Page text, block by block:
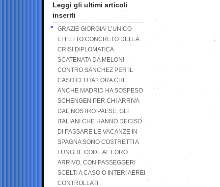
Leggi gli ultimi articoli
inseriti
GRAZIE GIORGIA! L’UNICO
EFFETTO CONCRETO DELLA
CRISI DIPLOMATICA
SCATENATA DA MELONI
CONTRO SANCHEZ PER IL
CASO CEUTA? ORA CHE
ANCHE MADRID HA SOSPESO
SCHENGEN PER CHI ARRIVA
DAL NOSTRO PAESE, GLI
ITALIANI CHE HANNO DECISO
DI PASSARE LE VACANZE IN
SPAGNA SONO COSTRETTI A
LUNGHE CODE AL LORO
ARRIVO, CON PASSEGGERI
SCELTI A CASO O INTERI AEREI
CONTROLLATI